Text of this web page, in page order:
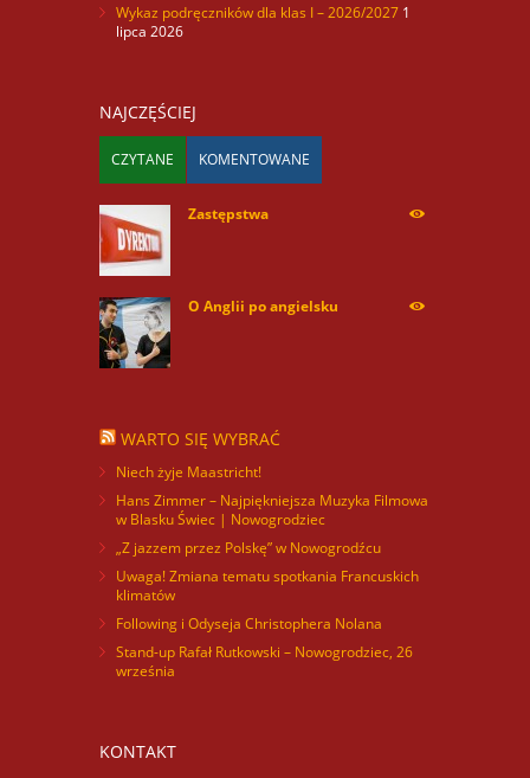
Wykaz podręczników dla klas I – 2026/2027 1
lipca 2026
NAJCZĘŚCIEJ
CZYTANE KOMENTOWANE
Zastępstwa
O Anglii po angielsku
WARTO SIĘ WYBRAĆ
Niech żyje Maastricht!
Hans Zimmer – Najpiękniejsza Muzyka Filmowa
w Blasku Świec | Nowogrodziec
„Z jazzem przez Polskę” w Nowogrodźcu
Uwaga! Zmiana tematu spotkania Francuskich
klimatów
Following i Odyseja Christophera Nolana
Stand-up Rafał Rutkowski – Nowogrodziec, 26
września
KONTAKT